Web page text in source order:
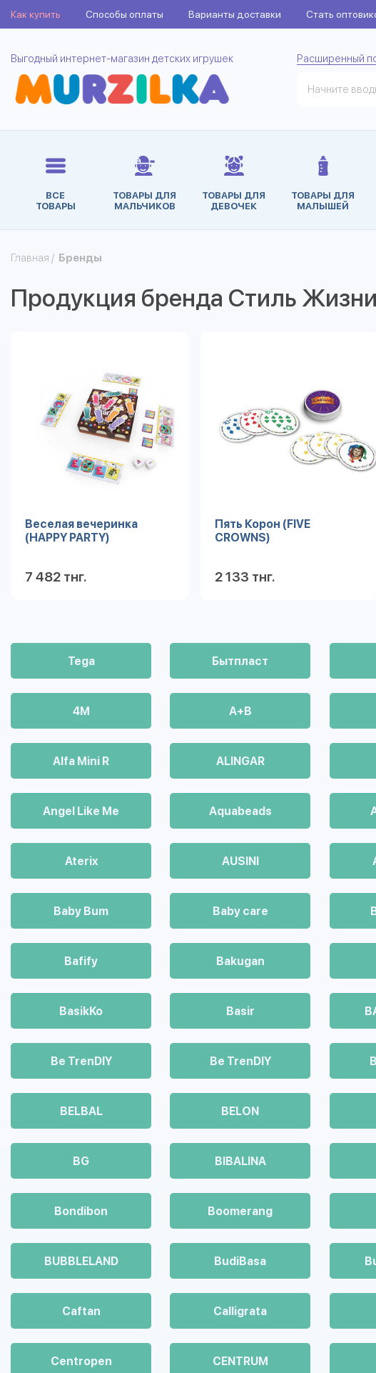
Как купить Способы оплаты Варианты доставки Стать
Выгодный интернет-магазин детских игрушек Расширенный
ВСЕ
ТОВАРЫ
ТОВАРЫ ДЛЯ
МАЛЬЧИКОВ
ТОВАРЫ ДЛЯ
ДЕВОЧЕК
ТОВАРЫ ДЛЯ
МАЛЫШЕЙ
Главная / Бренды
Продукция бренда Стиль Жизни
Веселая вечеринка
(HAPPY PARTY)
7 482 тнг.
Пять Корон (FIVE
CROWNS)
2 133 тнг.
Tega Бытпласт
4М A+B
Alfa Mini R ALINGAR
Angel Like Me Aquabeads
Aterix AUSINI
Baby Bum Baby care
Bafify Bakugan
BasikKo Basir
Be TrenDIY Be TrenDIY
BELBAL BELON
BG BIBALINA
Bondibon Boomerang
BUBBLELAND BudiBasa
Caftan Calligrata
Centropen CENTRUM